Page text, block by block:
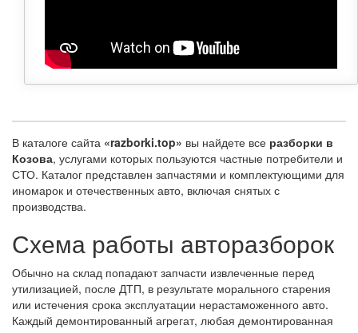
В каталоге сайта «razborki.top» вы найдете все разборки в
Козова, услугами которых пользуются частные потребители и
СТО. Каталог представлен запчастями и комплектующими для
иномарок и отечественных авто, включая снятых с
производства.
Схема работы авторазборок
Обычно на склад попадают запчасти извлеченные перед
утилизацией, после ДТП, в результате морального старения
или истечения срока эксплуатации нерастаможенного авто.
Каждый демонтированный агрегат, любая демонтированная